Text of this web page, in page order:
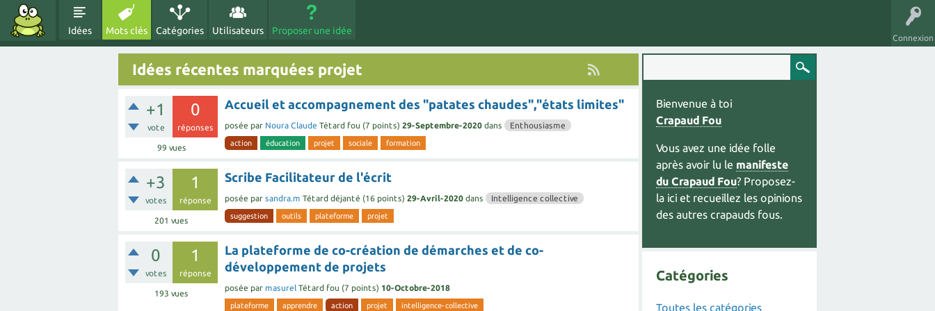
Connexion
Idées Mots clés Catégories Utilisateurs Proposer une idée
Idées récentes marquées projet
+1
vote
0
réponses
99 vues
Accueil et accompagnement des "patates chaudes","états limites"
posée par Noura Claude Tétard fou (7 points) 29-Septembre-2020 dans Enthousiasme
action éducation projet sociale formation
+3
votes
1
réponse
201 vues
Scribe Facilitateur de l'écrit
posée par sandra.m Tétard déjanté (16 points) 29-Avril-2020 dans Intelligence collective
suggestion outils plateforme projet
0
votes
1
réponse
193 vues
La plateforme de co-création de démarches et de co-
développement de projets
posée par masurel Tétard fou (7 points) 10-Octobre-2018
plateforme apprendre action projet intelligence-collective
Bienvenue à toi
Crapaud Fou
Vous avez une idée folle
après avoir lu le manifeste
du Crapaud Fou? Proposez-
la ici et recueillez les opinions
des autres crapauds fous.
Catégories
Toutes les catégories